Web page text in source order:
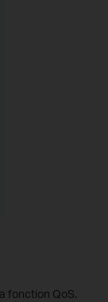
fonction QoS.